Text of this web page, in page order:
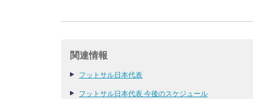
関連情報
フットサル日本代表
フットサル日本代表 今後のスケジュール